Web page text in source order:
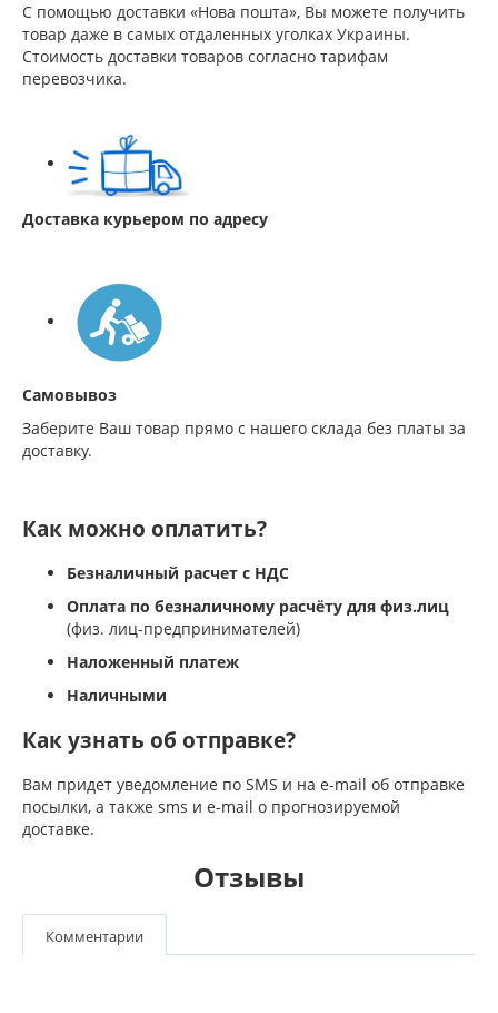
С помощью доставки «Нова пошта», Вы можете получить
товар даже в самых отдаленных уголках Украины.
Стоимость доставки товаров согласно тарифам
перевозчика.
Доставка курьером по адресу
Самовывоз
Заберите Ваш товар прямо с нашего склада без платы за
доставку.
Как можно оплатить?
Безналичный расчет с НДС
Оплата по безналичному расчёту для физ.лиц
(физ. лиц-предпринимателей)
Наложенный платеж
Наличными
Как узнать об отправке?
Вам придет уведомление по SMS и на e-mail об отправке
посылки, а также sms и e-mail о прогнозируемой
доставке.
Отзывы
Комментарии